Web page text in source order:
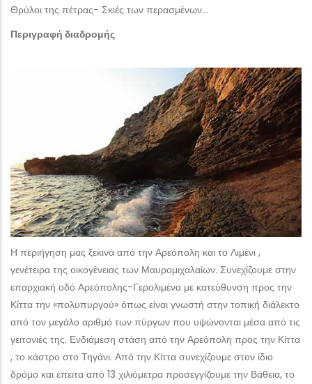
Θρύλοι της πέτρας- Σκιές των περασμένων…
Περιγραφή διαδρομής
Η περιήγηση μας ξεκινά από την Αρεόπολη και το Λιμένι ,
γενέτειρα της οικογένειας των Μαυρομιχαλαίων. Συνεχίζουμε στην
επαρχιακή οδό Αρεόπολης-Γερολιμένα με κατεύθυνση προς την
Κίττα την «πολυπυργού» όπως είναι γνωστή στην τοπική διάλεκτο
από τον μεγάλο αριθμό των πύργων που υψώνονται μέσα από τις
γειτονιές της. Ενδιάμεση στάση από την Αρεόπολη προς την Κίττα
, το κάστρο στο Τηγάνι. Από την Κίττα συνεχίζουμε στον ίδιο
δρόμο και έπειτα από 13 χιλιόμετρα προσεγγίζουμε την Βάθεια, το